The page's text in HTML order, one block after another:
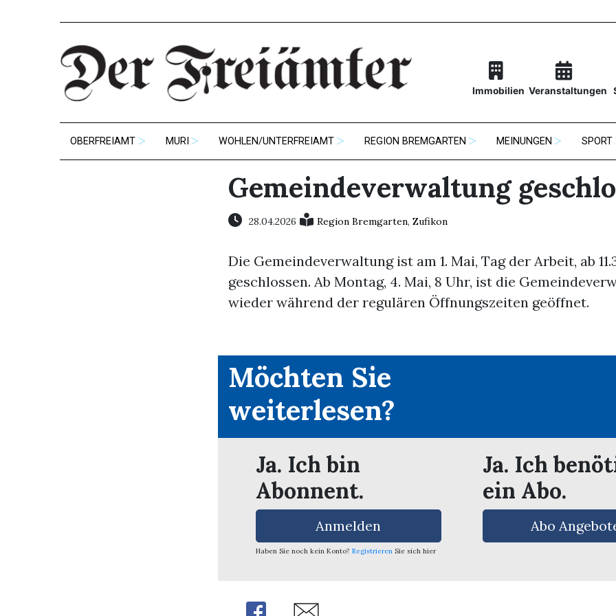
Immobilien Veranstaltungen
OBERFREIAMT MURI WOHLEN/UNTERFREIAMT REGION BREMGARTEN MEINUNGEN SPORT
Gemeindeverwaltung
28.04.2026 Region Bremgarten, Zufikon
Die Gemeindeverwaltung ist am 1. Mai, Tag der Arbeit, ab
geschlossen. Ab Montag, 4. Mai, 8 Uhr, ist die
wieder während der regulären Öffnungszeiten geöffnet.
Möchten Sie
weiterlesen?
Ja. Ich bin
Abonnent.
Anmelden
Haben Sie noch kein Konto? Registrieren Sie sich hier
Ja. Ich
ein Abo.
Abo
Share Share